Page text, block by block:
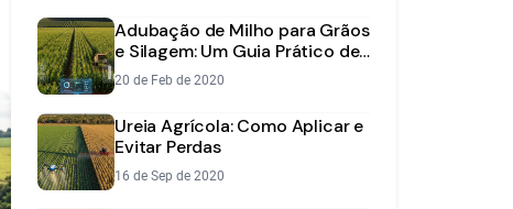
Adubação de Milho para Grãos
e Silagem: Um Guia Prático de
Cálculo
20 de Feb de 2020
Ureia Agrícola: Como Aplicar e
Evitar Perdas
16 de Sep de 2020